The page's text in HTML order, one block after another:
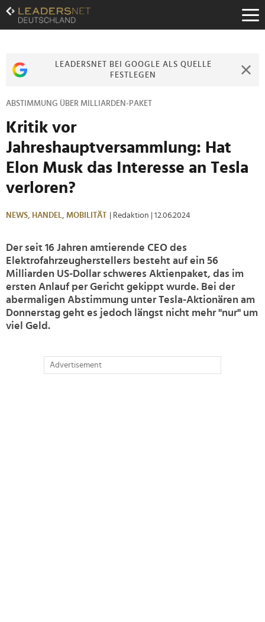
Zum
Inhalt
Zur
Zur
LEADERSNET BEI GOOGLE ALS QUELLE
FESTLEGEN
ABSTIMMUNG ÜBER MILLIARDEN-PAKET
Kritik vor
Jahreshauptversammlung: Hat
Elon Musk das Interesse an Tesla
verloren?
NEWS, HANDEL, MOBILITÄT | Redaktion | 12.06.2024
Der seit 16 Jahren amtierende CEO des
Elektrofahrzeugherstellers besteht auf ein 56
Milliarden US-Dollar schweres Aktienpaket, das im
ersten Anlauf per Gericht gekippt wurde. Bei der
abermaligen Abstimmung unter Tesla-Aktionären am
Donnerstag geht es jedoch längst nicht mehr "nur" um
viel Geld.
Advertisement